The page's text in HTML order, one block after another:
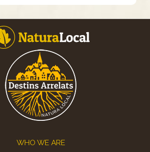
WHO WE ARE